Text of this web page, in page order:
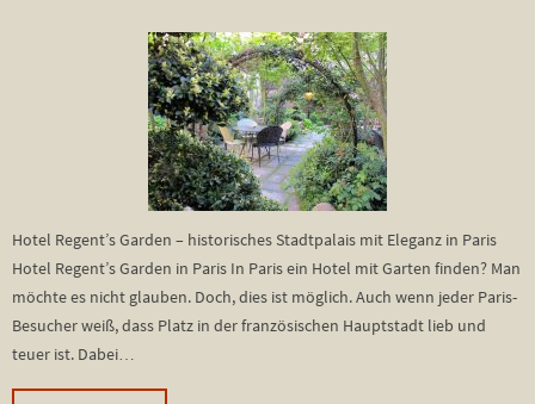
Hotel Regent’s Garden – historisches Stadtpalais mit Eleganz in Paris
Hotel Regent’s Garden in Paris In Paris ein Hotel mit Garten finden? Man
möchte es nicht glauben. Doch, dies ist möglich. Auch wenn jeder Paris-
Besucher weiß, dass Platz in der französischen Hauptstadt lieb und
teuer ist. Dabei…